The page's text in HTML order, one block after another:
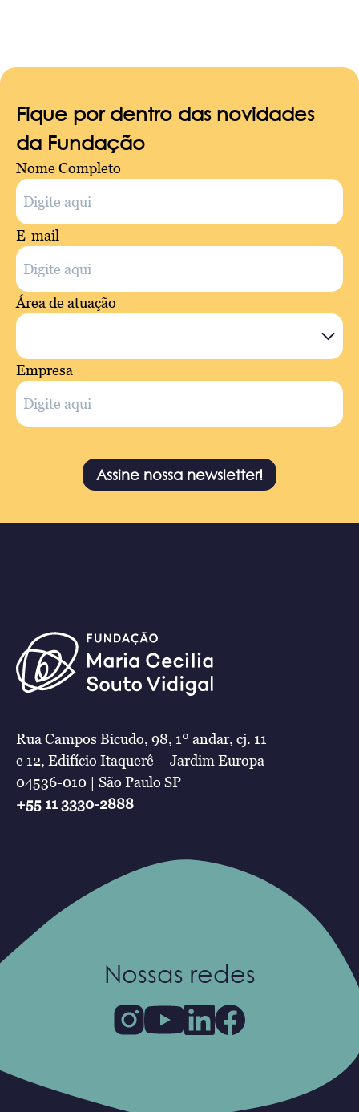
Fique por dentro das novidades
da Fundação
Nome Completo
E-mail
Área de atuação
Empresa
Assine nossa newsletter!
Rua Campos Bicudo, 98, 1º andar, cj. 11
e 12, Edifício Itaquerê – Jardim Europa
04536-010 | São Paulo SP
+55 11 3330-2888
Nossas redes